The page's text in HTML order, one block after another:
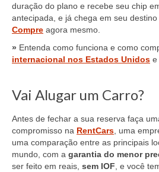
duração do plano e recebe seu chip
antecipada, e já chega em seu
Compre agora mesmo.
» Entenda como funciona e como
internacional nos Estados Unidos e
Vai Alugar um Carro?
Antes de fechar a sua reserva faça
compromisso na RentCars , uma
uma comparação entre as principais
mundo, com a garantia do menor
ser feito em reais, sem IOF , e você